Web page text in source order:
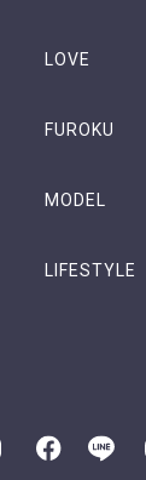
LOVE
FUROKU
MODEL
LIFESTYLE